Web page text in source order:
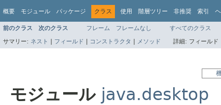
概要 モジュール パッケージ クラス 使用 階層ツリー 非推奨 索引
前のクラス 次のクラス フレーム フレームなし
すべてのクラス
サマリー: ネスト | フィールド | コンストラクタ | メソッド 詳細: フィール
モジュール java.desktop